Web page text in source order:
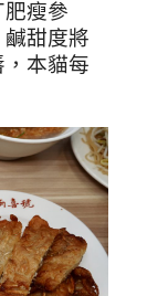
瘦參
甜度將
本貓每